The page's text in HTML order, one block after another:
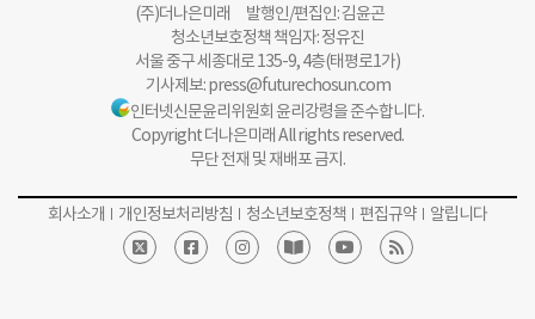
(주)더나은미래 발행인/편집인: 김윤곤
청소년보호정책 책임자: 정유진
서울 중구 세종대로 135-9, 4층(태평로1가)
기사제보:press@futurechosun.com
인터넷신문윤리위원회 윤리강령을 준수합니다.
Copyright 더나은미래 All rights reserved.
무단 전재 및 재배포 금지.
회사소개 개인정보처리방침 청소년보호정책 편집규약 알립니다